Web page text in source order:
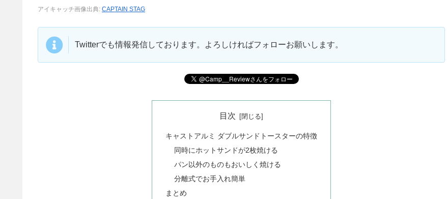
アイキャッチ画像出典: CAPTAIN STAG
Twitterでも情報発信しております。よろしければフォローお願いします。
目次
キャストアルミ ダブルサンドトースターの特徴
同時にホットサンドが2枚焼ける
パン以外のものもおいしく焼ける
分離式でお手入れ簡単
まとめ